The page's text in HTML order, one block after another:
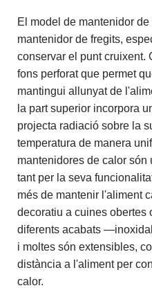
El model de mantenidor
mantenidor de fregits,
conservar el punt cruixent.
fons perforat que permet
mantingui allunyat de
la part superior incorpora
projecta radiació sobre la
temperatura de manera
mantenidores de calor són
tant per la seva
més de mantenir l'aliment
decoratiu a cuines obertes
diferents acabats
i moltes són extensibles,
distància a l'aliment per
calor.